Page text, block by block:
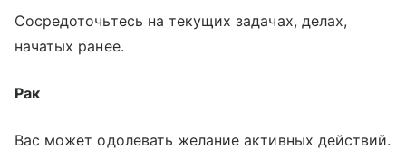
Сосредоточьтесь на текущих задачах, делах,
начатых ранее.
Рак
Вас может одолевать желание активных действий.